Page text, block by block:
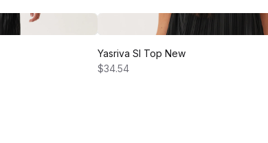
Yasriva Sl Top New
$34.54